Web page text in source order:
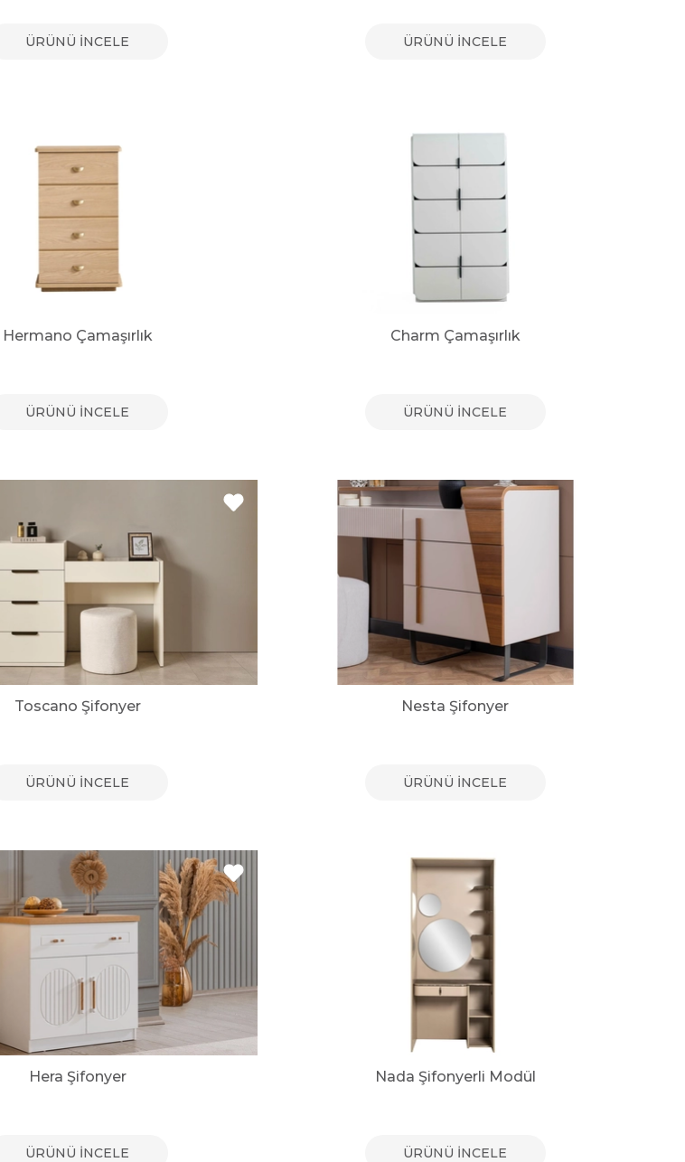
ÜRÜNÜ İNCELE ÜRÜNÜ İNCELE
Hermano Çamaşırlık
ÜRÜNÜ İNCELE
Charm Çamaşırlık
ÜRÜNÜ İNCELE
Toscano Şifonyer
ÜRÜNÜ İNCELE
Nesta Şifonyer
ÜRÜNÜ İNCELE
Hera Şifonyer
ÜRÜNÜ İNCELE
Nada Şifonyerli Modül
ÜRÜNÜ İNCELE